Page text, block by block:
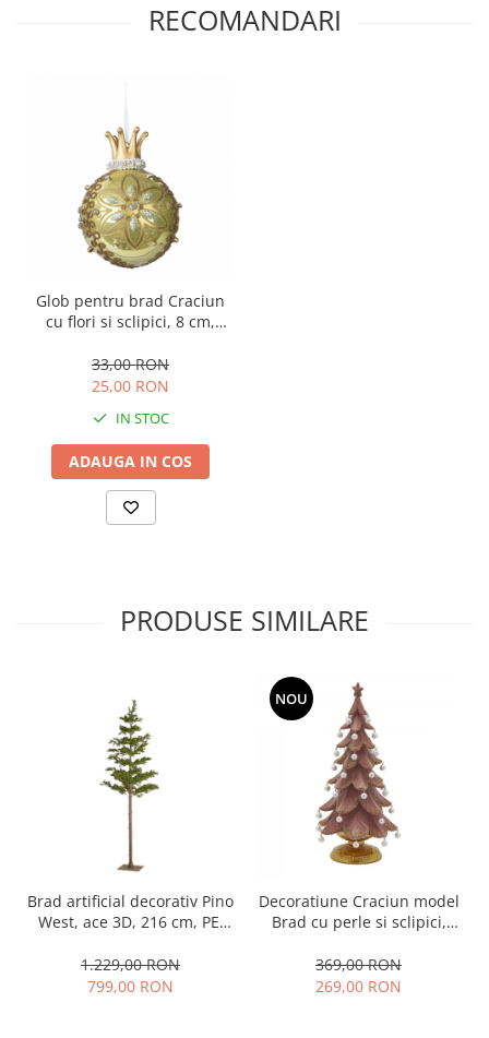
RECOMANDARI
Glob pentru brad Craciun
cu flori si sclipici, 8 cm,
33,00 RON
25,00 RON
IN STOC
ADAUGA IN COS
PRODUSE SIMILARE
Brad artificial decorativ Pino
West, ace 3D, 216 cm, PE,
1.229,00 RON
799,00 RON
NOU
Decoratiune Craciun model
Brad cu perle si sclipici,
369,00 RON
269,00 RON